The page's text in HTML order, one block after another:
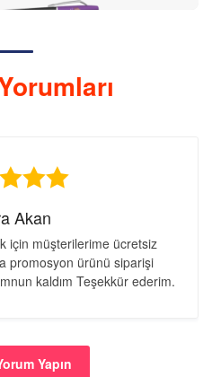
Akan
için müşterilerime ücretsiz
promosyon ürünü siparişi
kaldım Teşekkür ederim.
Yapın